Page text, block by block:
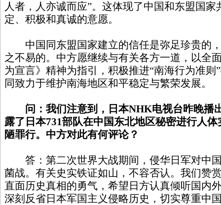
人者，人亦诚而应”。这体现了中国和东盟国
定、积极和真诚的意愿。
中国同东盟国家建立的信任是弥足珍贵的
之不易的。中方愿继续与有关各方一道，以全
为宣言》精神为指引，积极推进“南海行为准则
同致力于维护南海地区和平稳定与繁荣发展。
问：我们注意到，日本NHK电视台昨晚播
露了日本731部队在中国东北地区秘密进行人
陋罪行。中方对此有何评论？
答：第二次世界大战期间，侵华日军对中
菌战。有关史实铁证如山，不容否认。我们赞
直面历史真相的勇气，希望日方认真倾听国内
深刻反省日本军国主义侵略历史，切实尊重中